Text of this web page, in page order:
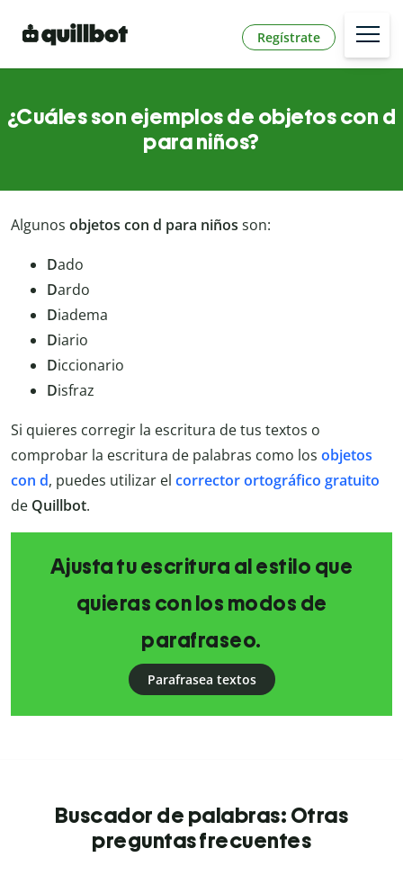
Regístrate
¿Cuáles son ejemplos de objetos con d
para niños?
Algunos objetos con d para niños son:
Dado
Dardo
Diadema
Diario
Diccionario
Disfraz
Si quieres corregir la escritura de tus textos o
comprobar la escritura de palabras como los objetos
con d, puedes utilizar el corrector ortográfico gratuito
de Quillbot.
Ajusta tu escritura al estilo que
quieras con los modos de
parafraseo.
Parafrasea textos
Buscador de palabras: Otras
preguntas frecuentes